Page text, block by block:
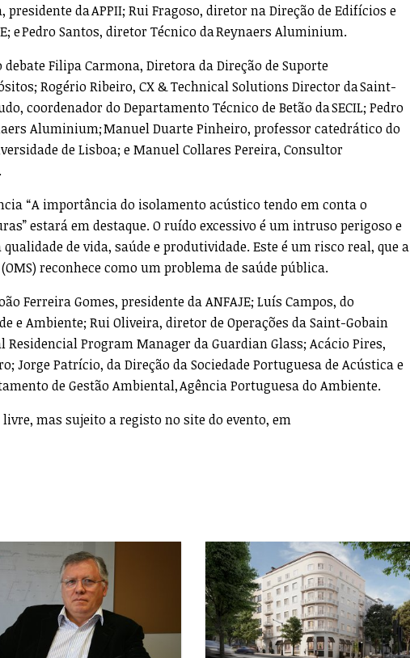
presidente da APPII; Rui Fragoso, diretor na Direção de Edifícios e
e Pedro Santos, diretor Técnico da Reynaers Aluminium.
Filipa Carmona, Diretora da Direção de Suporte
Rogério Ribeiro, CX & Technical Solutions Director da Saint-
coordenador do Departamento Técnico de Betão da SECIL; Pedro
Aluminium; Manuel Duarte Pinheiro, professor catedrático do
de Lisboa; e Manuel Collares Pereira, Consultor
“A importância do isolamento acústico tendo em conta o
estará em destaque. O ruído excessivo é um intruso perigoso e
de vida, saúde e produtividade. Este é um risco real, que a
reconhece como um problema de saúde pública.
Ferreira Gomes, presidente da ANFAJE; Luís Campos, do
e Ambiente; Rui Oliveira, diretor de Operações da Saint-Gobain
Residencial Program Manager da Guardian Glass; Acácio Pires,
Jorge Patrício, da Direção da Sociedade Portuguesa de Acústica e
de Gestão Ambiental, Agência Portuguesa do Ambiente.
livre, mas sujeito a registo no site do evento, em